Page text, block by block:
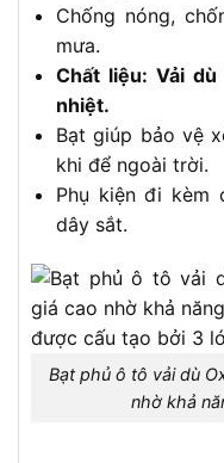
Chống nóng,
mưa.
Chất liệu: Vải
nhiệt.
Bạt giúp bảo vệ
khi để ngoài trời.
Phụ kiện đi kèm
dây sắt.
Bạt phủ ô tô vải dù
nhờ khả